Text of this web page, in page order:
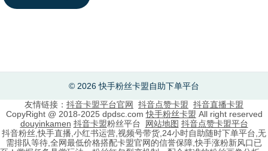
© 2026 快手粉丝卡盟自助下单平台
友情链接： 抖音卡盟平台官网 抖音点赞卡盟 抖音直播卡盟
CopyRight @ 2018-2025 dpdsc.com快手粉丝卡盟 All right reserved
douyinkamen 抖音卡盟粉丝平台 网站地图 抖音点赞卡盟平台
抖音粉丝,快手直播,小红书运营,视频号带货,24小时自助随时下单平台,无
需排队等待,全网最低价格搭配卡盟官网的信誉保障,快手涨粉新风口已